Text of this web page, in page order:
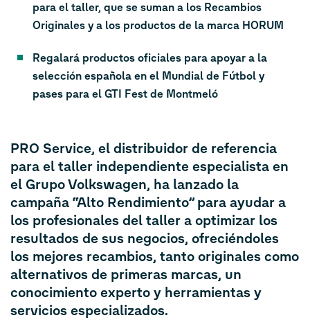
para el taller, que se suman a los Recambios
Originales y a los productos de la marca HORUM
Regalará productos oficiales para apoyar a la
selección española en el Mundial de Fútbol y
pases para el GTI Fest de Montmeló
PRO Service, el distribuidor de referencia
para el taller independiente especialista en
el Grupo Volkswagen, ha lanzado la
campaña “Alto Rendimiento” para ayudar a
los profesionales del taller a optimizar los
resultados de sus negocios, ofreciéndoles
los mejores recambios, tanto originales como
alternativos de primeras marcas, un
conocimiento experto y herramientas y
servicios especializados.